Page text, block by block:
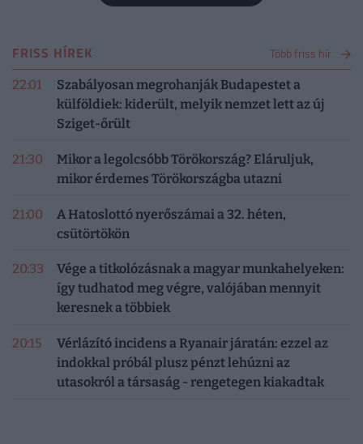
FRISS HÍREK Több friss hír
22:01
Szabályosan megrohanják Budapestet a
külföldiek: kiderült, melyik nemzet lett az új
Sziget-őrült
21:30
Mikor a legolcsóbb Törökország? Eláruljuk,
mikor érdemes Törökországba utazni
21:00
A Hatoslottó nyerőszámai a 32. héten,
csütörtökön
20:33
Vége a titkolózásnak a magyar munkahelyeken:
így tudhatod meg végre, valójában mennyit
keresnek a többiek
20:15
Vérlázító incidens a Ryanair járatán: ezzel az
indokkal próbál plusz pénzt lehúzni az
utasokról a társaság - rengetegen kiakadtak